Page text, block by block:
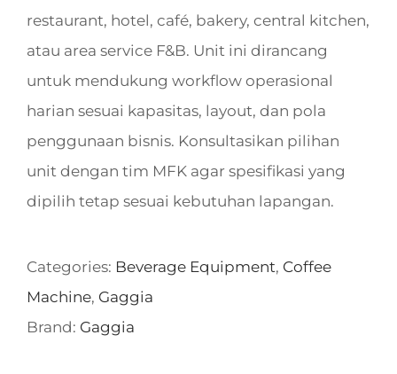
restaurant, hotel, café, bakery, central kitchen,
atau area service F&B. Unit ini dirancang
untuk mendukung workflow operasional
harian sesuai kapasitas, layout, dan pola
penggunaan bisnis. Konsultasikan pilihan
unit dengan tim MFK agar spesifikasi yang
dipilih tetap sesuai kebutuhan lapangan.
Categories: Beverage Equipment, Coffee
Machine, Gaggia
Brand: Gaggia